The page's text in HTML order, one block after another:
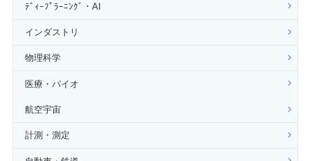
ﾃﾞｨｰﾌﾟﾗｰﾆﾝｸﾞ・AI
インダストリ
物理科学
医療・バイオ
航空宇宙
計測・測定